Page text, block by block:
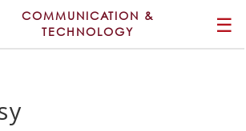
COMMUNICATION &
TECHNOLOGY
☰